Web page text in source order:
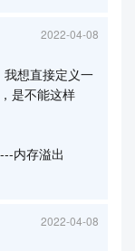
2022-04-08
想直接定义一
是不能这样
内存溢出
2022-04-08